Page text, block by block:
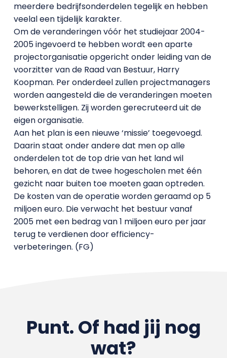
meerdere bedrijfsonderdelen tegelijk en hebben
veelal een tijdelijk karakter.
Om de veranderingen vóór het studiejaar 2004-
2005 ingevoerd te hebben wordt een aparte
projectorganisatie opgericht onder leiding van de
voorzitter van de Raad van Bestuur, Harry
Koopman. Per onderdeel zullen projectmanagers
worden aangesteld die de veranderingen moeten
bewerkstelligen. Zij worden gerecruteerd uit de
eigen organisatie.
Aan het plan is een nieuwe ‘missie’ toegevoegd.
Daarin staat onder andere dat men op alle
onderdelen tot de top drie van het land wil
behoren, en dat de twee hogescholen met één
gezicht naar buiten toe moeten gaan optreden.
De kosten van de operatie worden geraamd op 5
miljoen euro. Die verwacht het bestuur vanaf
2005 met een bedrag van 1 miljoen euro per jaar
terug te verdienen door efficiency-
verbeteringen. (FG)
Punt. Of had jij nog
wat?